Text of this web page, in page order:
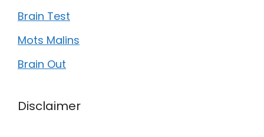
Brain Test
Mots Malins
Brain Out
Disclaimer